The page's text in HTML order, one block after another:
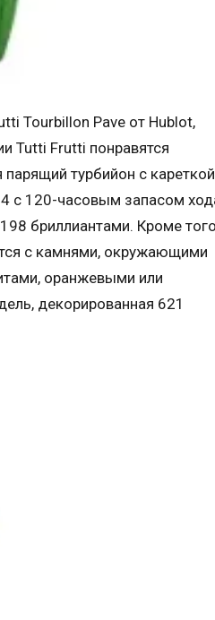
Tourbillon Pave от Hublot,
Tutti Frutti понравятся
турбийон с кареткой
с 120-часовым запасом
бриллиантами. Кроме
с камнями, окружающими
оранжевыми или
декорированная 621